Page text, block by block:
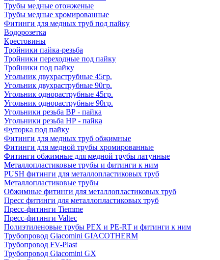
Трубы медные отожженые
Трубы медные хромированные
Фитинги для медных труб под пайку
Водорозетка
Крестовины
Тройники пайка-резьба
Тройники переходные под пайку
Тройники под пайку
Угольник двухраструбные 45гр.
Угольник двухраструбные 90гр.
Угольник однораструбные 45гр.
Угольник однораструбные 90гр.
Угольники резьба ВР - пайка
Угольники резьба НР - пайка
Футорка под пайку
Фитинги для медных труб обжимные
Фитинги для медной трубы хромированные
Фитинги обжимные для медной трубы латунные
Металлопластиковые трубы и фитинги к ним
PUSH фитинги для металлопластиковых труб
Металлопластиковые трубы
Обжимные фитинги для металлопластиковых труб
Пресс фитинги для металлопластиковых труб
Пресс-фитинги Tiemme
Пресс-фитинги Valtec
Полиэтиленовые трубы PEX и PE-RT и фитинги к ним
Трубопровод Giacomini GIACOTHERM
Трубопровод FV-Plast
Трубопровод Giacomini GX